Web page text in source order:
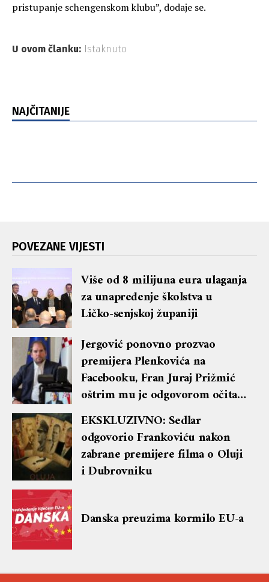
pristupanje schengenskom klubu”, dodaje se.
U ovom članku: Istaknuto
NAJČITANIJE
POVEZANE VIJESTI
Više od 8 milijuna eura ulaganja
za unapređenje školstva u
Ličko-senjskoj županiji
Jergović ponovno prozvao
premijera Plenkovića na
Facebooku, Fran Juraj Prižmić
oštrim mu je odgovorom očitao
lekciju te dobio blok i brisanje
komentara
EKSKLUZIVNO: Sedlar
odgovorio Frankoviću nakon
zabrane premijere filma o Oluji
i Dubrovniku
Danska preuzima kormilo EU-a